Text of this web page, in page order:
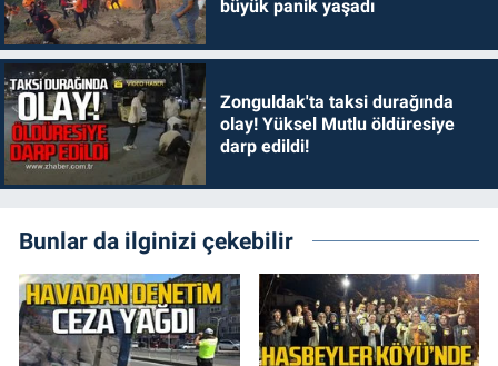
büyük panik yaşadı
Zonguldak'ta taksi durağında
olay! Yüksel Mutlu öldüresiye
darp edildi!
Bunlar da ilginizi çekebilir